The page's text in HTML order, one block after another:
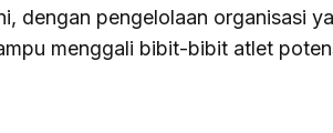
dengan pengelolaan organisasi
menggali bibit-bibit atlet